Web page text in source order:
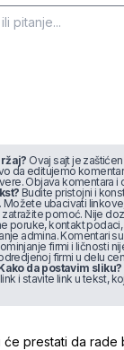
Ovaj sajt je
da editujemo
Objava komentara i
Budite pristojni i
ubacivati
zatražite pomoć. Nije
poruke, kontakt
admina. Komentari
firmi i ličnosti
firmi u delu
da postavim sliku?
i stavite link u tekst,
će prestati da rade